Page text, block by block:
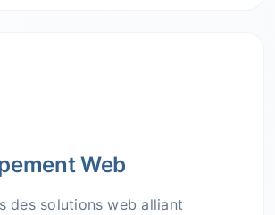
Web
des solutions web alliant